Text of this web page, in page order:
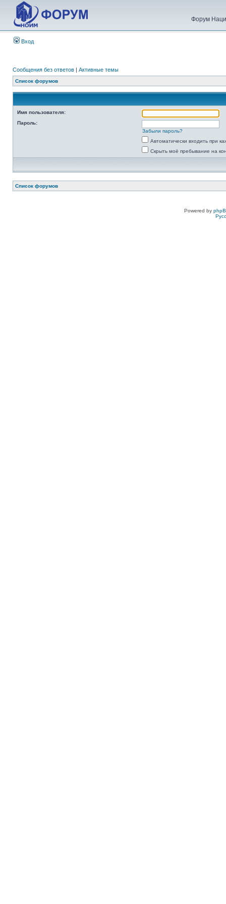
Форум
Вход
Сообщения без ответов | Активные темы
Список форумов
Имя пользователя:
Пароль:
Забыли пароль?
Автоматически входить при
Скрыть моё пребывание на
Список форумов
Powered by